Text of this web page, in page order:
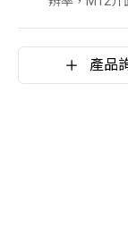
產品